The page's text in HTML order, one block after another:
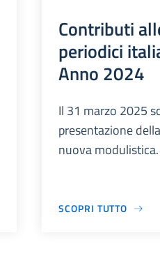
Contributi
periodici
Anno 2024
Il 31 marzo 2025
presentazione
nuova modulistica.
SCOPRI TUTTO